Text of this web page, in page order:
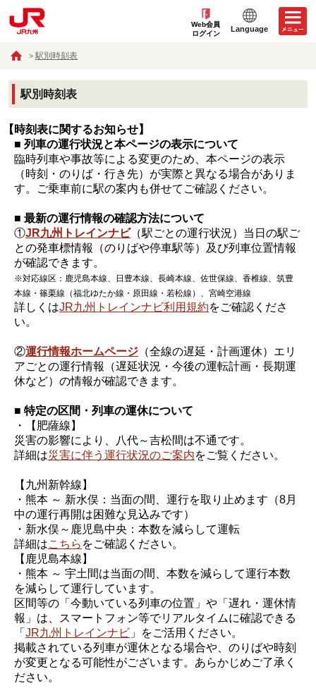
Web会員
ログイン
Language
駅別時刻表
駅別時刻表
【時刻表に関するお知らせ】
■ 列車の運行状況と本ページの表示について
臨時列車や事故等による変更のため、本ページの表示
（時刻・のりば・行き先）が実際と異なる場合がありま
す。ご乗車前に駅の案内も併せてご確認ください。
■ 最新の運行情報の確認方法について
①JR九州トレインナビ（駅ごとの運行状況）当日の駅ご
との発車標情報（のりばや停車駅等）及び列車位置情報
が確認できます。
※対応線区：鹿児島本線、日豊本線、長崎本線、佐世保線、香椎線、筑豊
本線・篠栗線（福北ゆたか線・原田線・若松線）、宮崎空港線
詳しくはJR九州トレインナビ利用規約をご確認くださ
い。
②運行情報ホームページ （全線の遅延・計画運休）エリ
アごとの運行情報（遅延状況・今後の運転計画・長期運
休など）の情報が確認できます。
■ 特定の区間・列車の運休について
・【肥薩線】
災害の影響により、八代～吉松間は不通です。
詳細は災害に伴う運行状況のご案内をご覧ください。
【九州新幹線】
・熊本 ～ 新水俣：当面の間、運行を取り止めます（8月
中の運行再開は困難な見込みです）
・新水俣～鹿児島中央：本数を減らして運転
詳細はこちら をご確認ください。
【鹿児島本線】
・熊本 ～ 宇土間は当面の間、本数を減らして運行本数
を減らして運行しています。
区間等の「今動いている列車の位置」や「遅れ・運休情
報」は、スマートフォン等でリアルタイムに確認できる
「JR九州トレインナビ 」をご活用ください。
掲載されている列車が運休となる場合や、のりばや時刻
が変更となる可能性がございます。あらかじめご了承く
ださい。